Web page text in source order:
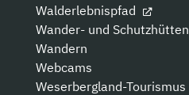
Walderlebnispfad
Wander- und Schutzhütten
Wandern
Webcams
Weserbergland-Tourismus